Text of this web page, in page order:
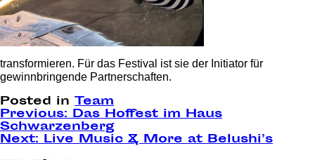
transformieren. Für das Festival ist sie der Initiator für
gewinnbringende Partnerschaften.
Posted in Team
Post
navigation
Previous: Das Hoffest im Haus
Schwarzenberg
Next: Live Music & More at Belushi’s